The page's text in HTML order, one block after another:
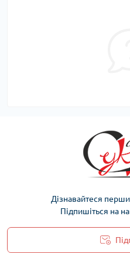
Дізнавайтеся
Підпишіться на